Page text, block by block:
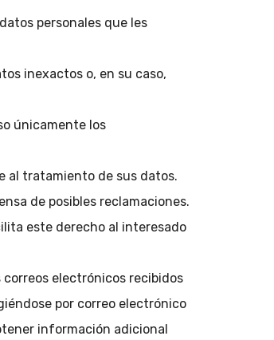
personales que les
inexactos o, en su caso,
únicamente los
al tratamiento de sus datos.
de posibles reclamaciones.
este derecho al interesado
electrónicos recibidos
por correo electrónico
información adicional